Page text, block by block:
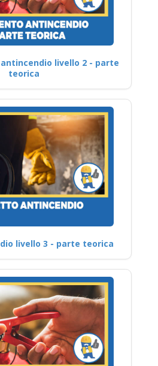
livello 2 - parte
teorica
livello 3 - parte teorica